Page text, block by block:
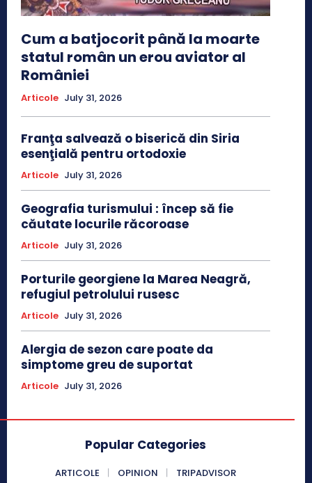
Cum a batjocorit până la moarte
statul român un erou aviator al
României
Articole July 31, 2026
Franţa salvează o biserică din Siria
esenţială pentru ortodoxie
Articole July 31, 2026
Geografia turismului : încep să fie
căutate locurile răcoroase
Articole July 31, 2026
Porturile georgiene la Marea Neagră,
refugiul petrolului rusesc
Articole July 31, 2026
Alergia de sezon care poate da
simptome greu de suportat
Articole July 31, 2026
Popular Categories
ARTICOLE OPINION TRIPADVISOR